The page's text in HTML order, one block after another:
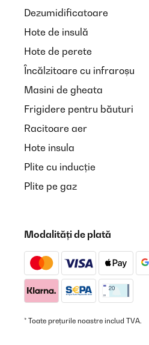
Dezumidificatoare
Hote de insulă
Hote de perete
Încălzitoare cu infraroșu
Masini de gheata
Frigidere pentru băuturi
Racitoare aer
Hote insula
Plite cu inducție
Plite pe gaz
Modalități de plată
* Toate prețurile noastre includ TVA.